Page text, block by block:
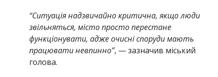
“Ситуація надзвичайно критична, якщо люди
звільняться, місто просто перестане
функціонувати, адже очисні споруди мають
працювати невпинно”, — зазначив міський
голова.